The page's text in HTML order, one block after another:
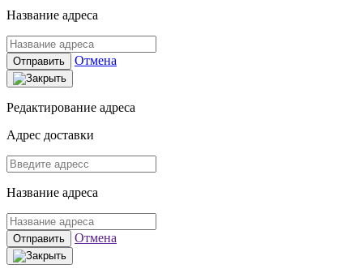
Название адреса
Отправить Отмена
Редактирование адреса
Адрес доставки
Название адреса
Отправить Отмена